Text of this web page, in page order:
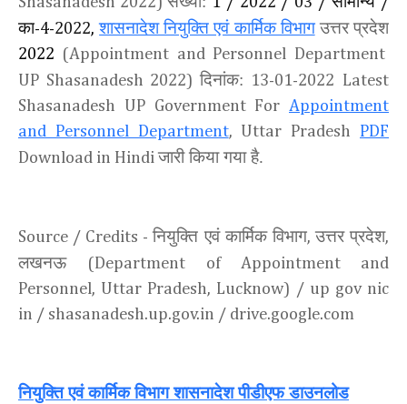
का-4-2022, शासनादेश नियुक्ति एवं कार्मिक विभागउत्तर प्रदेश
2022 (Appointment and Personnel Department
UP Shasanadesh 2022) दिनांक: 13-01-2022 Latest
Shasanadesh UP Government For Appointment
and Personnel Department, Uttar Pradesh PDF
Download in Hindi जारी किया गया है.
Source / Credits -नियुक्ति एवं कार्मिक विभाग, उत्तर प्रदेश,
लखनऊ
(Department of Appointment and
Personnel, Uttar Pradesh, Lucknow) / up gov nic
in / shasanadesh.up.gov.in / drive.google.com
नियुक्ति एवं कार्मिक विभाग शासनादेश पीडीएफ डाउनलोड